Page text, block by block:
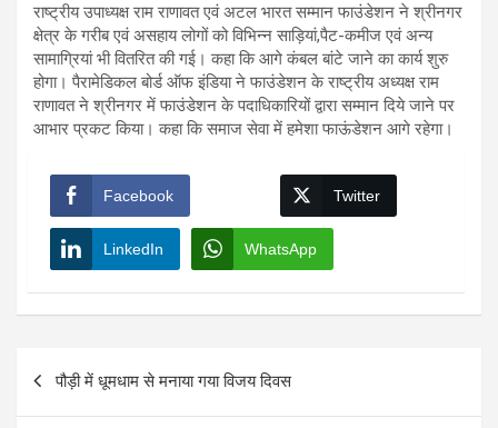
राष्ट्रीय उपाध्यक्ष राम राणावत एवं अटल भारत सम्मान फाउंडेशन ने श्रीनगर
क्षेत्र के गरीब एवं असहाय लोगों को विभिन्न साड़ियां,पैट-कमीज एवं अन्य
सामाग्रियां भी वितरित की गई। कहा कि आगे कंबल बांटे जाने का कार्य शुरु
होगा। पैरामेडिकल बोर्ड ऑफ इंडिया ने फाउंडेशन के राष्ट्रीय अध्यक्ष राम
राणावत ने श्रीनगर में फाउंडेशन के पदाधिकारियों द्वारा सम्मान दिये जाने पर
आभार प्रकट किया। कहा कि समाज सेवा में हमेशा फाऊंडेशन आगे रहेगा।
Facebook Twitter
LinkedIn WhatsApp
Post
navigation
पौड़ी में धूमधाम से मनाया गया विजय दिवस